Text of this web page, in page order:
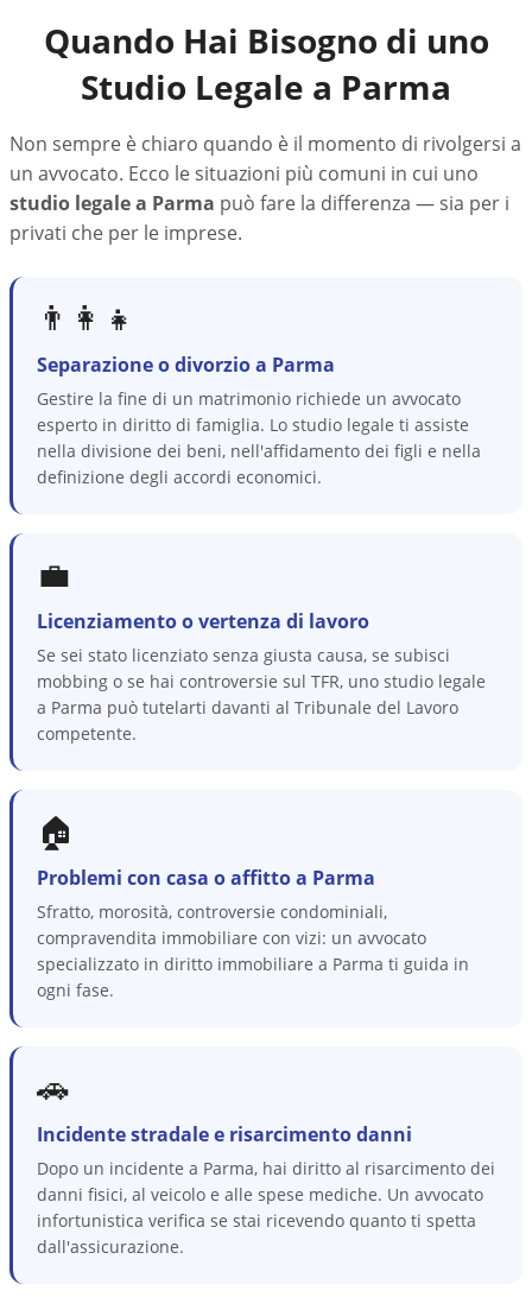
Quando Hai Bisogno di uno
Studio Legale a Parma
Non sempre è chiaro quando è il momento di rivolgersi a
un avvocato. Ecco le situazioni più comuni in cui uno
studio legale a Parma può fare la differenza — sia per i
privati che per le imprese.
👨‍👩‍👧
Separazione o divorzio a Parma
Gestire la fine di un matrimonio richiede un avvocato
esperto in diritto di famiglia. Lo studio legale ti assiste
nella divisione dei beni, nell'affidamento dei figli e nella
definizione degli accordi economici.
💼
Licenziamento o vertenza di lavoro
Se sei stato licenziato senza giusta causa, se subisci
mobbing o se hai controversie sul TFR, uno studio legale
a Parma può tutelarti davanti al Tribunale del Lavoro
competente.
🏠
Problemi con casa o affitto a Parma
Sfratto, morosità, controversie condominiali,
compravendita immobiliare con vizi: un avvocato
specializzato in diritto immobiliare a Parma ti guida in
ogni fase.
🚗
Incidente stradale e risarcimento danni
Dopo un incidente a Parma, hai diritto al risarcimento dei
danni fisici, al veicolo e alle spese mediche. Un avvocato
infortunistica verifica se stai ricevendo quanto ti spetta
dall'assicurazione.